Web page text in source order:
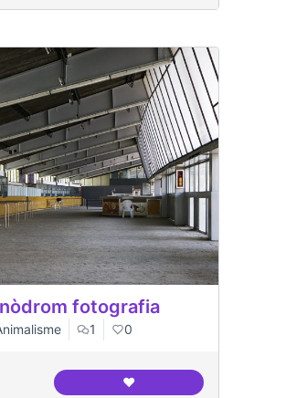
fotografia
1 0
❤️Interior del canòdrom